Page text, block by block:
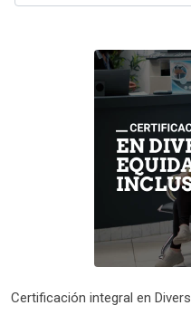
Certificación integral en